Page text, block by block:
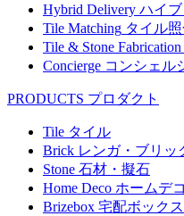
Hybrid Delivery ハイ
Tile Matching タイル
Tile & Stone Fabrication
Concierge コンシェル
PRODUCTS プロダクト
Tile タイル
Brick レンガ・ブリッ
Stone 石材・擬石
Home Deco ホームデコ
Brizebox 宅配ボック